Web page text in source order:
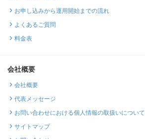
お申し込みから運用開始までの流れ
よくあるご質問
料金表
会社概要
会社概要
代表メッセージ
お問い合わせにおける個人情報の取扱いについて
サイトマップ